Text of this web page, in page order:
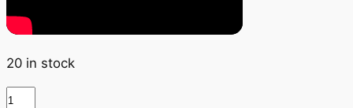
20 in stock
Bridge